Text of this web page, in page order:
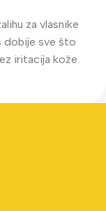
za vlasnike
dobije sve što
iritacija kože.